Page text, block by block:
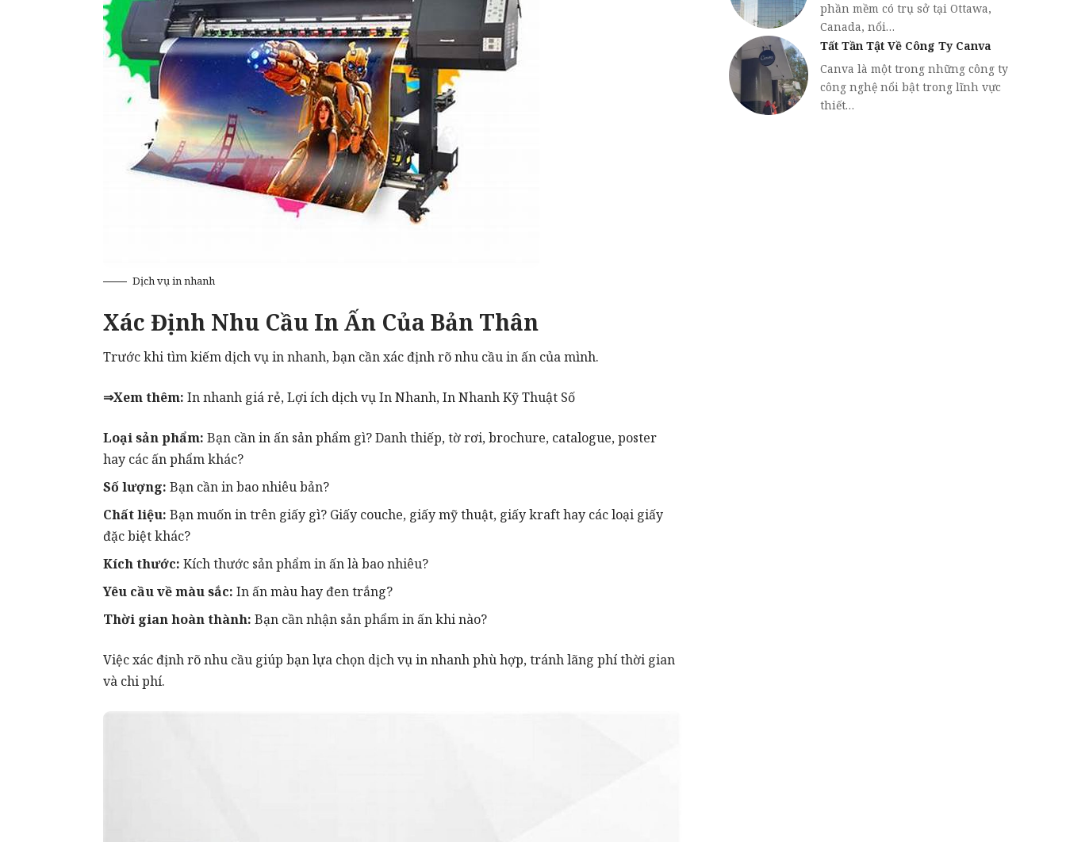
Dịch vụ in nhanh
Xác Định Nhu Cầu In Ấn Của Bản Thân
Trước khi tìm kiếm dịch vụ in nhanh, bạn cần xác định rõ nhu cầu in ấn của mình.
⇒Xem thêm: In nhanh giá rẻ,Lợi ích dịch vụ In Nhanh,In Nhanh Kỹ Thuật Số
Loại sản phẩm: Bạn cần in ấn sản phẩm gì? Danh thiếp,tờ rơi,brochure, catalogue,poster
hay các ấn phẩm khác?
Số lượng: Bạn cần in bao nhiêu bản?
Chất liệu: Bạn muốn in trên giấy gì? Giấy couche, giấy mỹ thuật, giấy kraft hay các loại giấy
đặc biệt khác?
Kích thước: Kích thước sản phẩm in ấn là bao nhiêu?
Yêu cầu về màu sắc: In ấn màu hay đen trắng?
Thời gian hoàn thành: Bạn cần nhận sản phẩm in ấn khi nào?
Việc xác định rõ nhu cầu giúp bạn lựa chọn dịch vụ in nhanh phù hợp, tránh lãng phí thời gian
và chi phí.
phần mềm có trụ sở tại Ottawa,
Canada, nổi…
Tất Tần Tật Về Công Ty Canva
Canva là một trong những công ty
công nghệ nổi bật trong lĩnh vực
thiết…